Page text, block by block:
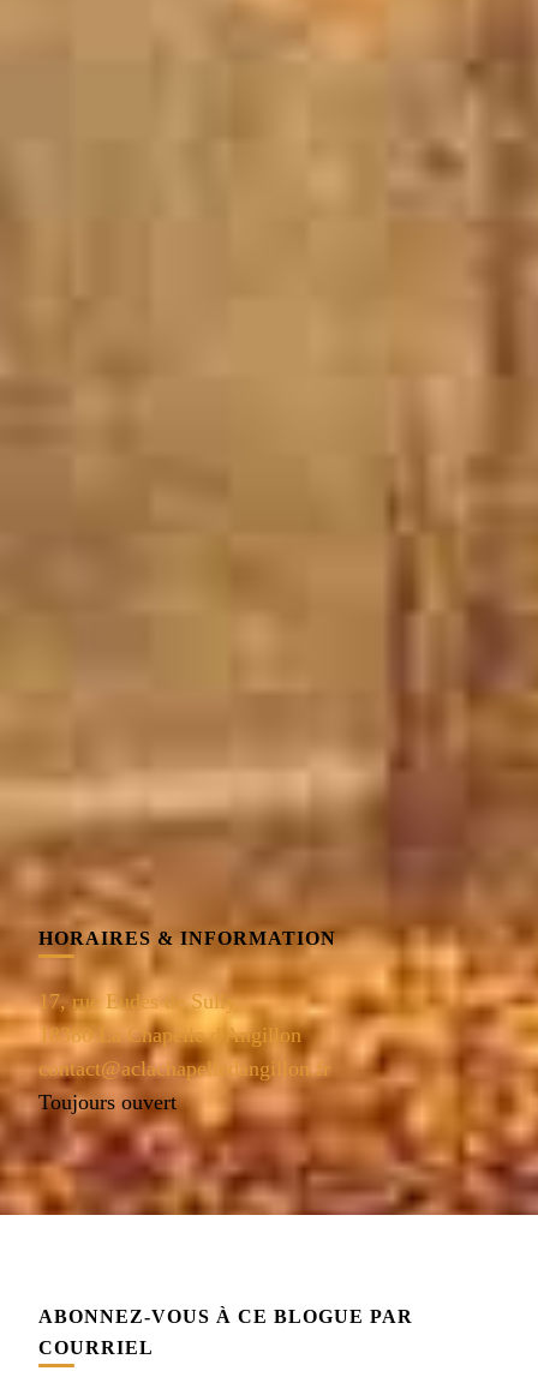
HORAIRES & INFORMATION
17, rue Eudes de Sully
18380 La Chapelle d'Angillon
contact@aclachapelledangillon.fr
Toujours ouvert
ABONNEZ-VOUS À CE BLOGUE PAR
COURRIEL